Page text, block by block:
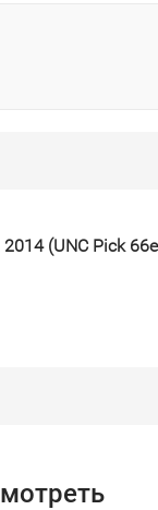
(UNC Pick